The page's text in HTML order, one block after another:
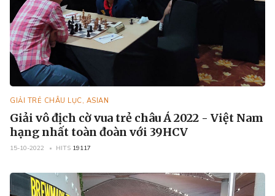
GIẢI TRẺ CHÂU LỤC, ASIAN
Giải vô địch cờ vua trẻ châu Á 2022 - Việt Nam
hạng nhất toàn đoàn với 39HCV
15-10-2022 HITS 19117